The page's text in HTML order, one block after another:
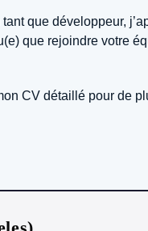
que développeur,
que rejoindre votre
CV détaillé pour de